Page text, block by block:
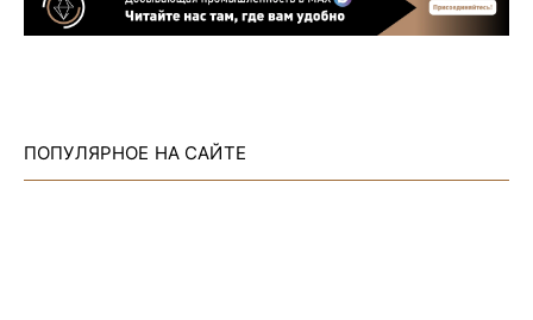
ПОПУЛЯРНОЕ НА САЙТЕ